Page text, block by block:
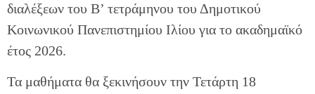
διαλέξεων του B’ τετράμηνου του Δημοτικού
Κοινωνικού Πανεπιστημίου Ιλίου για το ακαδημαϊκό
έτος 2026.
Τα μαθήματα θα ξεκινήσουν την Τετάρτη 18